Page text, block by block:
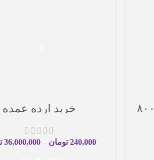
ارده ممتاز بارپاز (بهجتی ۸۰۰ خرید ارده عمده
240,000 تومان –
36,000,000